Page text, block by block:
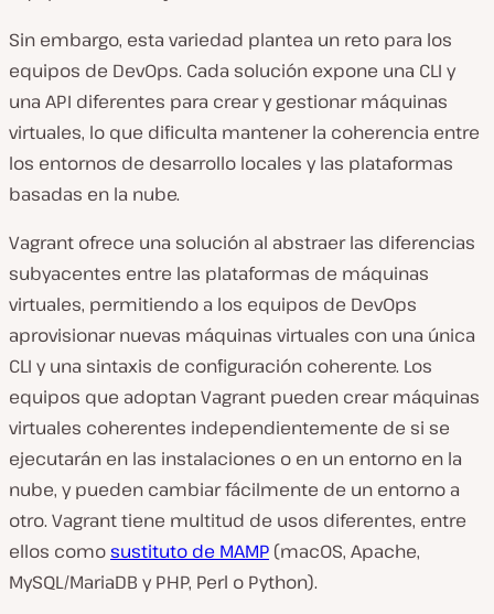
Sin embargo, esta variedad plantea un reto para los
equipos de DevOps. Cada solución expone una CLI y
una API diferentes para crear y gestionar máquinas
virtuales, lo que dificulta mantener la coherencia entre
los entornos de desarrollo locales y las plataformas
basadas en la nube.
Vagrant ofrece una solución al abstraer las diferencias
subyacentes entre las plataformas de máquinas
virtuales, permitiendo a los equipos de DevOps
aprovisionar nuevas máquinas virtuales con una única
CLI y una sintaxis de configuración coherente. Los
equipos que adoptan Vagrant pueden crear máquinas
virtuales coherentes independientemente de si se
ejecutarán en las instalaciones o en un entorno en la
nube, y pueden cambiar fácilmente de un entorno a
otro. Vagrant tiene multitud de usos diferentes, entre
ellos comosustituto de MAMP (macOS, Apache,
MySQL/MariaDB y PHP, Perl o Python).